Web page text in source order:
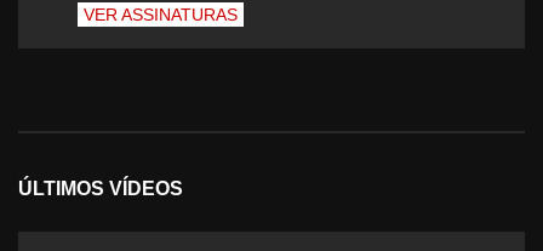
VER ASSINATURAS
ÚLTIMOS VÍDEOS